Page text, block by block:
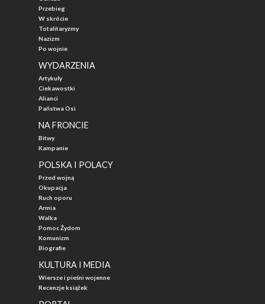
Przebieg
W skrócie
Totalitaryzmy
Nazizm
Po wojnie
WYDARZENIA
Artykuły
Ciekawostki
Alianci
Państwa Osi
NA FRONCIE
Bitwy
Kampanie
POLSKA I POLACY
Przed wojną
Okupacja
Ruch oporu
Armia
Walka
Pomoc Żydom
Komunizm
Biografie
KULTURA I MEDIA
Wiersze i pieśni wojenne
Recenzje książek